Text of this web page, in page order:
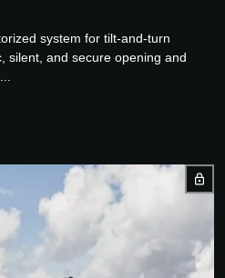
system for tilt-and-turn
silent, and secure opening and